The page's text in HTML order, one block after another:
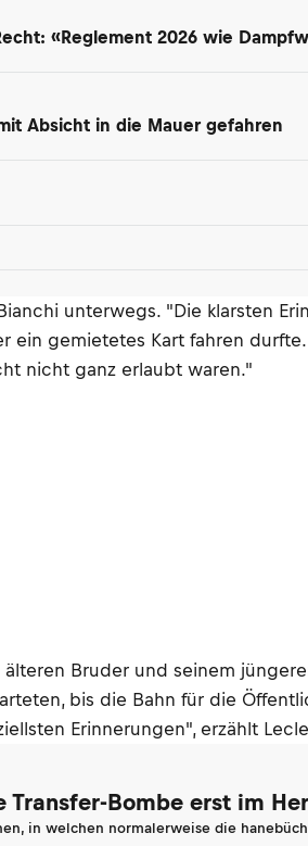
«Reglement 2026 wie
Absicht in die Mauer gefahren
unterwegs. "Die klarsten
gemietetes Kart fahren
nicht ganz erlaubt waren."
Bruder und seinem
bis die Bahn für die
Erinnerungen", erzählt
Bombe erst im
in welchen normalerweise die